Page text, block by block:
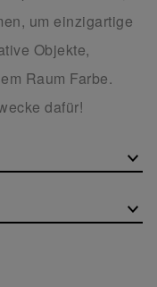
um einzigartige
Objekte,
Raum Farbe.
dafür!